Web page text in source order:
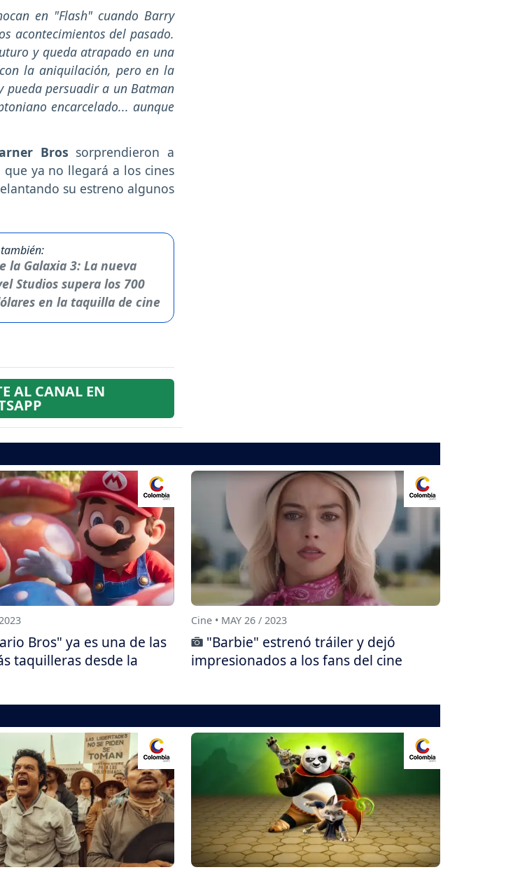
en "Flash" cuando Barry
acontecimientos del pasado.
y queda atrapado en una
la aniquilación, pero en la
pueda persuadir a un Batman
encarcelado... aunque
Bros sorprendieron a
ya no llegará a los cines
su estreno algunos
la Galaxia 3: La nueva
Studios supera los 700
en la taquilla de cine
AL CANAL EN
Bros" ya es una de las
taquilleras desde la
Cine • MAY 26 / 2023
"Barbie" estrenó tráiler y dejó
impresionados a los fans del cine